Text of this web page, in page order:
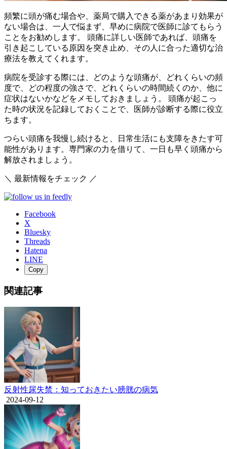
頻繁に頭が痛む場合や、薬局で購入できる薬があまり効果が
ない場合は、 一人で悩まず、早めに病院で医師に診てもらう
ことをお勧めします。
頭痛に詳しい医師であれば、頭痛を
引き起こしている原因を突き止め、その人に合った適切な治
療法を教えてくれます。
病院を受診する際には、
どのような頭痛が、どれくらいの頻
度で、どの程度の強さで、どれくらいの時間続くのか、他に
症状はないかなどをメモしておきましょう。
頭痛が起こっ
た時の状況を記録しておくことで、医師が診断する際に役立
ちます。
つらい頭痛を我慢し続けると、日常生活にも支障をきたす可
能性があります。専門家の力を借りて、一日も早く頭痛から
解放されましょう。
＼ 最新情報をチェック ／
Facebook
X
Bluesky
Threads
Hatena
LINE
Copy
関連記事
反射性尿失禁：知っておきたい膀胱の病気
2024-09-12